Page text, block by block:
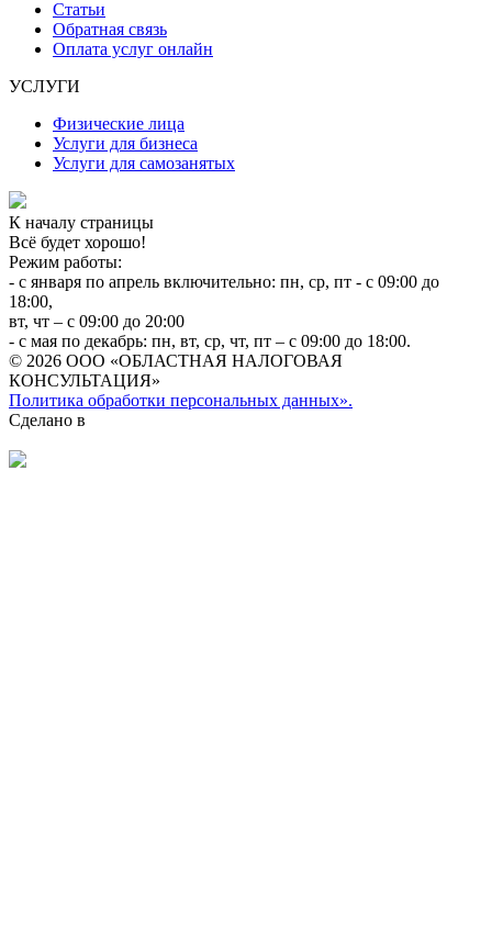
Статьи
Обратная связь
Оплата услуг онлайн
УСЛУГИ
Физические лица
Услуги для бизнеса
Услуги для самозанятых
К началу страницы
Всё будет хорошо!
Режим работы:
- с января по апрель включительно: пн, ср, пт - с 09:00 до
18:00,
вт, чт – с 09:00 до 20:00
- с мая по декабрь: пн, вт, ср, чт, пт – с 09:00 до 18:00.
© 2026 ООО «ОБЛАСТНАЯ НАЛОГОВАЯ
КОНСУЛЬТАЦИЯ»
Политика обработки персональных данных».
Сделано в